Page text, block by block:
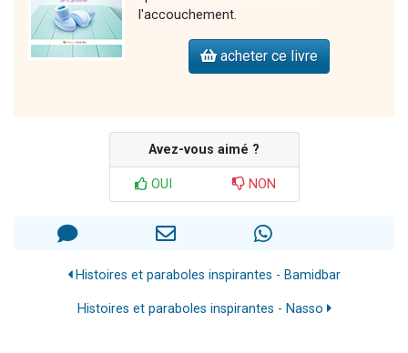
l'accouchement.
acheter ce livre
Avez-vous aimé ?
OUI NON
Histoires et paraboles inspirantes - Bamidbar
Histoires et paraboles inspirantes - Nasso